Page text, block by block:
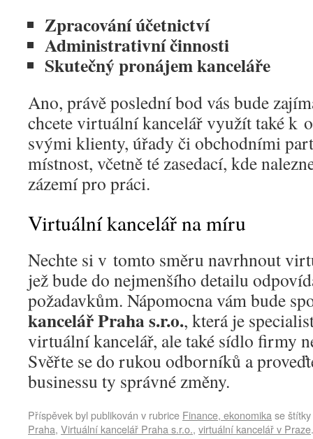
Zpracování účetnictví
Administrativní činnosti
Skutečný pronájem kanceláře
Ano, právě poslední bod vás bude
chcete virtuální kancelář využít také k
svými klienty, úřady či obchodními
místnost, včetně té zasedací, kde
zázemí pro práci.
Virtuální kancelář na míru
Nechte si v tomto směru navrhnout
jež bude do nejmenšího detailu
požadavkům. Nápomocna vám bude
kancelář Praha s.r.o., která je
virtuální kancelář, ale také sídlo firmy
Svěřte se do rukou odborníků a
businessu ty správné změny.
Příspěvek byl publikován v rubrice Finance, ekonomika se štítky
Praha, Virtuální kancelář Praha s.r.o., virtuální kancelář v Praze